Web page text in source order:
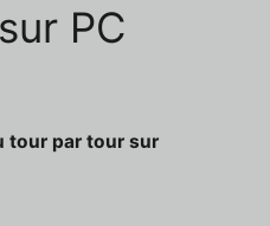
PC
tour par tour sur